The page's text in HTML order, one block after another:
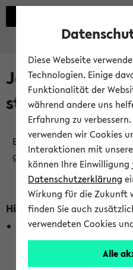
Jetzt und in
stattfindende
Es wurden keine jetzt
gefunden!
Hinweise zur Liste
Die Anzeige ist
vom im eKVV gewählten
Diese Webseite
Technologien. Einige
Funktionalität der
während andere uns
Erfahrung zu
verwenden wir Cookies
Interaktionen mit
können Ihre
Datenschutzerklärung
Wirkung für die Zukunft
finden Sie auch
verwendeten Cookies
Alle